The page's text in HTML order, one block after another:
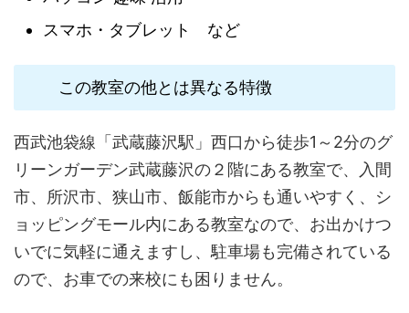
スマホ・タブレット など
この教室の他とは異なる特徴
西武池袋線「武蔵藤沢駅」西口から徒歩1～2分のグ
リーンガーデン武蔵藤沢の２階にある教室で、入間
市、所沢市、狭山市、飯能市からも通いやすく、シ
ョッピングモール内にある教室なので、お出かけつ
いでに気軽に通えますし、駐車場も完備されている
ので、お車での来校にも困りません。